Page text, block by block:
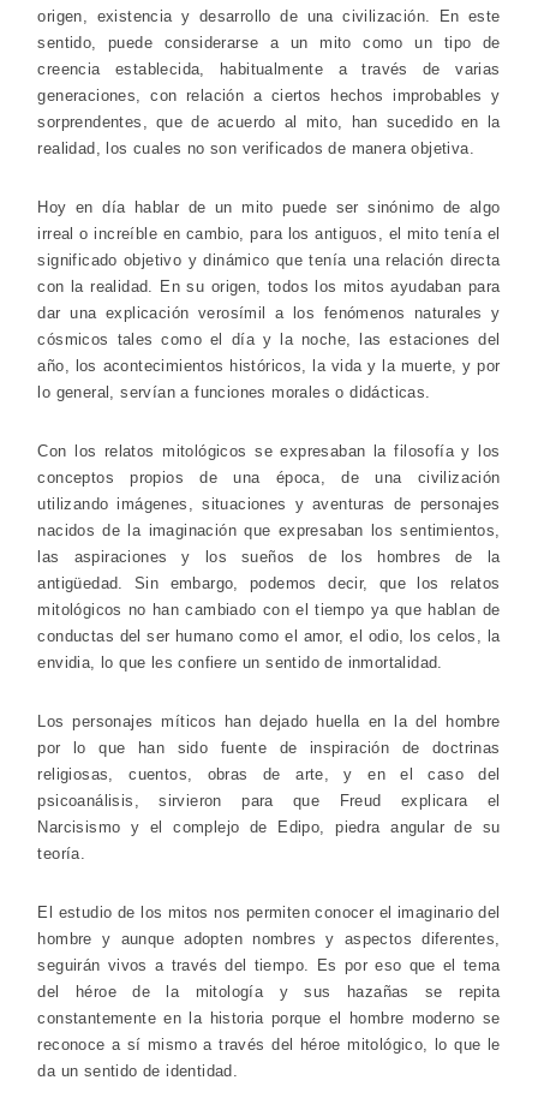
origen, existencia y desarrollo de una civilización. En este
sentido, puede considerarse a un mito como un tipo de
creencia establecida, habitualmente a través de varias
generaciones, con relación a ciertos hechos improbables y
sorprendentes, que de acuerdo al mito, han sucedido en la
realidad, los cuales no son verificados de manera objetiva.
Hoy en día hablar de un mito puede ser sinónimo de algo
irreal o increíble en cambio, para los antiguos, el mito tenía el
significado objetivo y dinámico que tenía una relación directa
con la realidad. En su origen, todos los mitos ayudaban para
dar una explicación verosímil a los fenómenos naturales y
cósmicos tales como el día y la noche, las estaciones del
año, los acontecimientos históricos, la vida y la muerte, y por
lo general, servían a funciones morales o didácticas.
Con los relatos mitológicos se expresaban la filosofía y los
conceptos propios de una época, de una civilización
utilizando imágenes, situaciones y aventuras de personajes
nacidos de la imaginación que expresaban los sentimientos,
las aspiraciones y los sueños de los hombres de la
antigüedad. Sin embargo, podemos decir, que los relatos
mitológicos no han cambiado con el tiempo ya que hablan de
conductas del ser humano como el amor, el odio, los celos, la
envidia, lo que les confiere un sentido de inmortalidad.
Los personajes míticos han dejado huella en la del hombre
por lo que han sido fuente de inspiración de doctrinas
religiosas, cuentos, obras de arte, y en el caso del
psicoanálisis, sirvieron para que Freud explicara el
Narcisismo y el complejo de Edipo, piedra angular de su
teoría.
El estudio de los mitos nos permiten conocer el imaginario del
hombre y aunque adopten nombres y aspectos diferentes,
seguirán vivos a través del tiempo. Es por eso que el tema
del héroe de la mitología y sus hazañas se repita
constantemente en la historia porque el hombre moderno se
reconoce a sí mismo a través del héroe mitológico, lo que le
da un sentido de identidad.